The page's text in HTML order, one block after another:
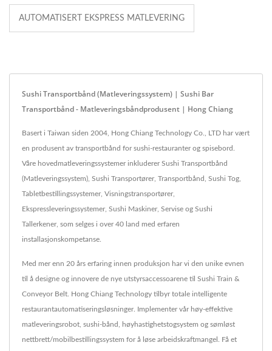
AUTOMATISERT EKSPRESS MATLEVERING
Sushi Transportbånd (matleveringssystem) | Sushi Bar
Transportbånd - Matleveringsbåndprodusent | Hong Chiang
Basert i Taiwan siden 2004, Hong Chiang Technology Co., LTD har vært
en produsent av transportbånd for sushi-restauranter og spisebord.
Våre hovedmatleveringssystemer inkluderer Sushi Transportbånd
(Matleveringssystem), Sushi Transportører, Transportbånd, Sushi Tog,
Tabletbestillingssystemer, Visningstransportører,
Ekspressleveringssystemer, Sushi Maskiner, Servise og Sushi
Tallerkener, som selges i over 40 land med erfaren
installasjonskompetanse.
Med mer enn 20 års erfaring innen produksjon har vi den unike evnen
til å designe og innovere de nye utstyrsaccessoarene til Sushi Train &
Conveyor Belt. Hong Chiang Technology tilbyr totale intelligente
restaurantautomatiseringsløsninger. Implementer vår høy-effektive
matleveringsrobot, sushi-bånd, høyhastighetstogsystem og sømløst
nettbrett/mobilbestillingssystem for å løse arbeidskraftmangel. Få et